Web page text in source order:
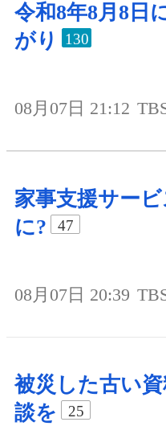
令和8年8月8日
がり
130
08月07日 21:12
家事支援サー
に?
47
08月07日 20:39
被災した古い
談を
25